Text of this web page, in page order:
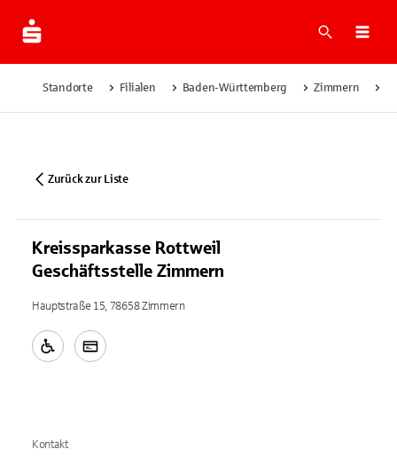
Suche
Standorte Filialen Baden-Württemberg Zimmern
Zurück zur Liste
Kreissparkasse Rottweil
Geschäftsstelle Zimmern
Hauptstraße 15, 78658 Zimmern
Kontakt